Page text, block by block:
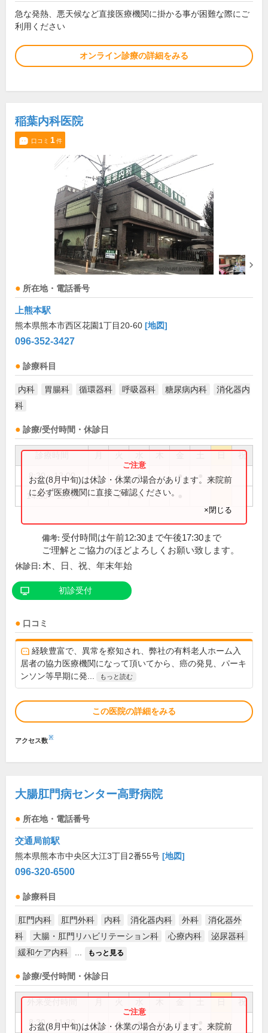
急な発熱、悪天候など直接医療機関に掛かる事が困難な際にご
利用ください
オンライン診療の詳細をみる
稲葉内科医院
口コミ 1件
所在地・電話番号
上熊本駅
熊本県熊本市西区花園1丁目20-60 [地図]
096-352-3427
診療科目
内科 胃腸科 循環器科 呼吸器科 糖尿病内科
消化器内
科
診療/受付時間・休診日
祝
8:30～13:00 ● ● ● ●
14:30～18:00 ● ● ●
お盆(8月中旬)は休診・休業の場合があります。来院前
に必ず医療機関に直接ご確認ください。
×閉じる
備考: 受付時間は午前12:30まで午後17:30まで
ご理解とご協力のほどよろしくお願い致します。
休診日: 木、日、祝、年末年始
初診受付
口コミ
経験豊富で、異常を察知され、弊社の有料老人ホーム入
居者の協力医療機関になって頂いてから、癌の発見、パーキ
ンソン等早期に発...
もっと読む
この医院の詳細をみる
アクセス数※
大腸肛門病センター高野病院
所在地・電話番号
交通局前駅
熊本県熊本市中央区大江3丁目2番55号 [地図]
096-320-6500
診療科目
肛門内科 肛門外科 内科 消化器内科 外科
消化器外
科
大腸・肛門リハビリテーション科 心療内科
泌尿器科
緩和ケア内科
もっと見る
診療/受付時間・休診日
祝
8:30～11:30 ● ● ● ● ● ●
お盆(8月中旬)は休診・休業の場合があります。来院前